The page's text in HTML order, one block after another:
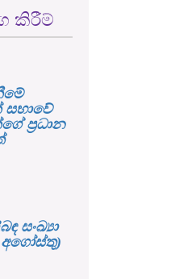
කිරීම්
ප්‍රධාන
සංඛ්‍යා
අගෝස්තු)